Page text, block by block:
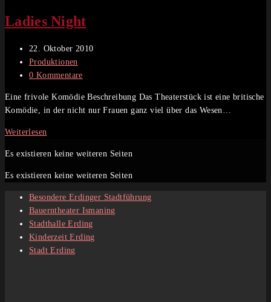
Ladies Night
Beitrag
veröffentlicht:
22. Oktober 2010
Beitrags-
Kategorie:
Produktionen
Beitrags-
0 Kommentare
Eine frivole Komödie Beschreibung Das Theaterstück ist eine britische
Komödie, in der nicht nur Frauen ganz viel über das Wesen…
Weiterlesen
Es existieren keine weiteren Seiten
Es existieren keine weiteren Seiten
Besondere Erdinger Stadtführung
Bauerntheater Ismaning
Stadthalle Erding
Kinderzeit Erding
Stadt Erding